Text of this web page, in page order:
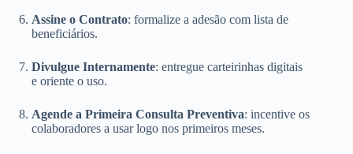
Assine o Contrato: formalize a adesão com lista de
beneficiários.
Divulgue Internamente: entregue carteirinhas digitais
e oriente o uso.
Agende a Primeira Consulta Preventiva: incentive os
colaboradores a usar logo nos primeiros meses.